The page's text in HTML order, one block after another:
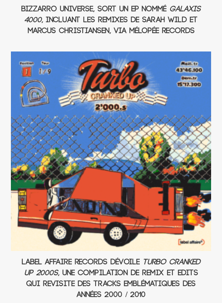
Bizzarro Universe, sort un EP nommé Galaxis
4000, incluant les remixes de Sarah Wild et
Marcus Christiansen, via Mélopée Records
Label Affaire Records dévoile Turbo Cranked
Up 2000s, Une compilation de remix et edits
qui revisite des tracks emblématiques des
années 2000 / 2010